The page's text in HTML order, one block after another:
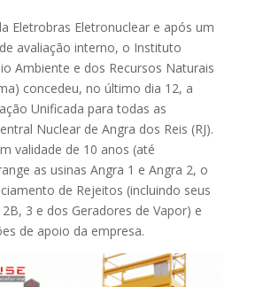
Eletrobras Eletronuclear e após um
avaliação interno, o Instituto
Ambiente e dos Recursos Naturais
concedeu, no último dia 12, a
Unificada para todas as
Nuclear de Angra dos Reis (RJ).
validade de 10 anos (até
as usinas Angra 1 e Angra 2, o
de Rejeitos (incluindo seus
3 e dos Geradores de Vapor) e
de apoio da empresa.